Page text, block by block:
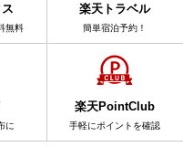
無料
楽天トラベル
簡単宿泊予約！
に
楽天PointClub
手軽にポイントを確認